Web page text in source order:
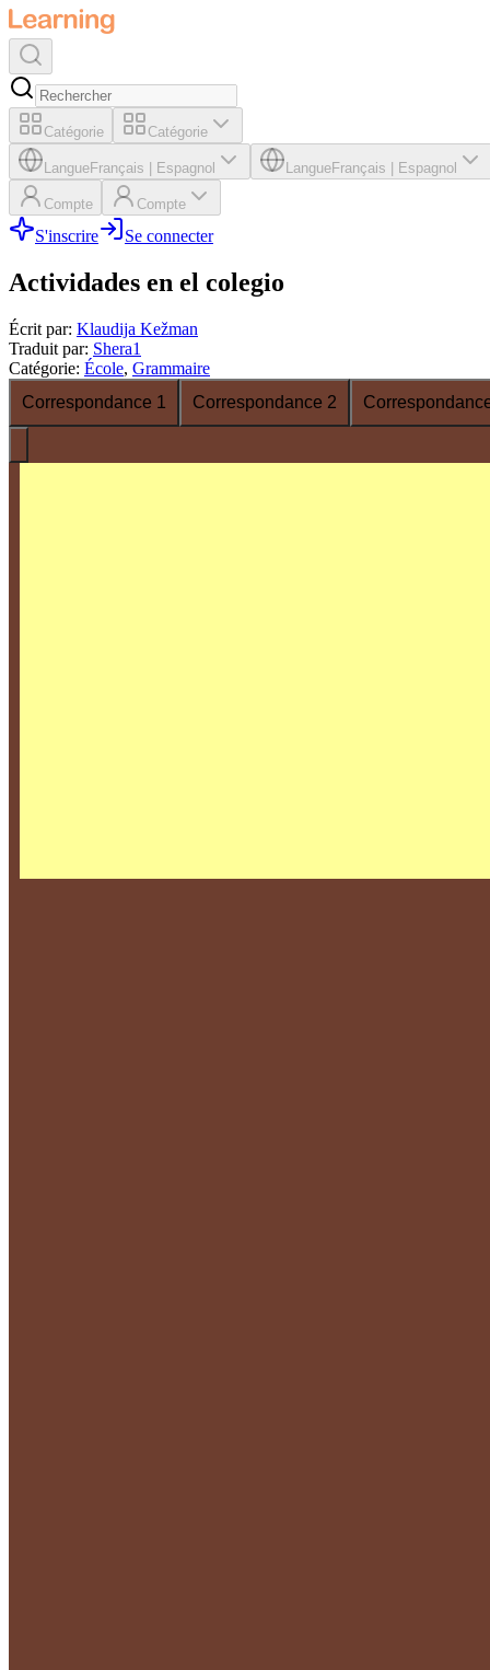
Catégorie Catégorie
LangueFrançais Espagnol LangueFrançais Espagnol
Compte Compte
S'inscrire Se connecter
Actividades en el colegio
Écrit par: Klaudija Kežman
Traduit par: Shera1
Catégorie: École, Grammaire
Correspondance 1
Correspondance 2